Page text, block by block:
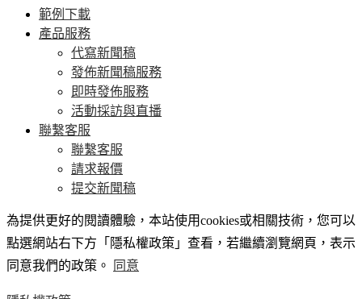
範例下載
產品服務
代寫新聞稿
發佈新聞稿服務
即時發佈服務
活動採訪與直播
聯繫客服
聯繫客服
請求報價
提交新聞稿
為提供更好的閱讀體驗，本站使用cookies或相關技術，您可以
點選網站右下方「隱私權政策」查看，若繼續瀏覽網頁，表示
同意我們的政策。
同意